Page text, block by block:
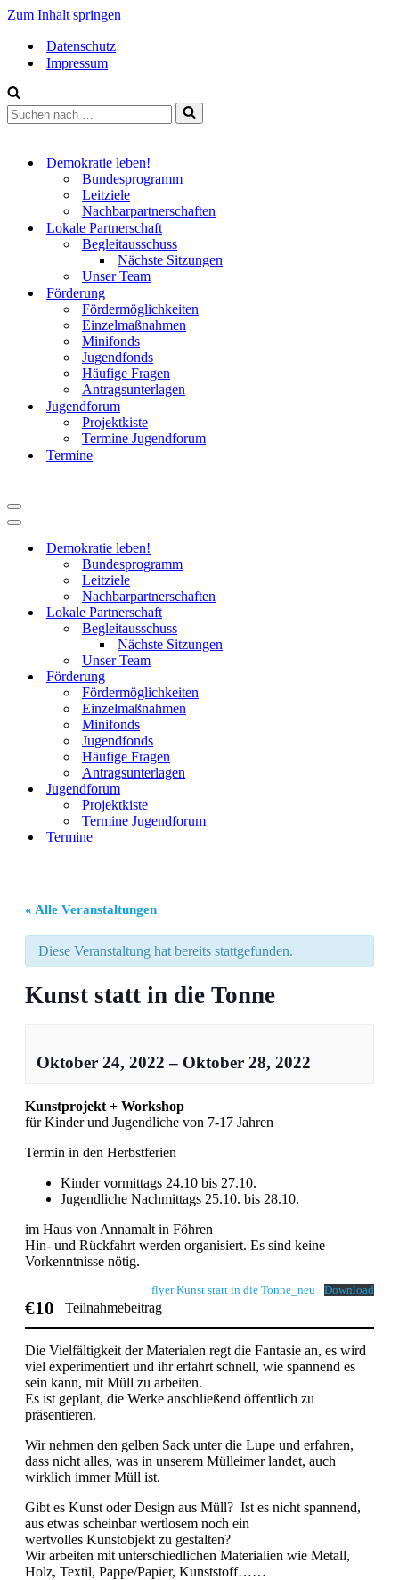
Zum Inhalt springen
Datenschutz
Impressum
Suchen
nach …
Demokratie leben!
Bundesprogramm
Leitziele
Nachbarpartnerschaften
Lokale Partnerschaft
Begleitausschuss
Nächste Sitzungen
Unser Team
Förderung
Fördermöglichkeiten
Einzelmaßnahmen
Minifonds
Jugendfonds
Häufige Fragen
Antragsunterlagen
Jugendforum
Projektkiste
Termine Jugendforum
Termine
Navigationsmenü
Navigationsmenü
Demokratie leben!
Bundesprogramm
Leitziele
Nachbarpartnerschaften
Lokale Partnerschaft
Begleitausschuss
Nächste Sitzungen
Unser Team
Förderung
Fördermöglichkeiten
Einzelmaßnahmen
Minifonds
Jugendfonds
Häufige Fragen
Antragsunterlagen
Jugendforum
Projektkiste
Termine Jugendforum
Termine
« Alle Veranstaltungen
Diese Veranstaltung hat bereits stattgefunden.
Kunst statt in die Tonne
Oktober 24, 2022– Oktober 28, 2022
Kunstprojekt + Workshop
für Kinder und Jugendliche von 7-17 Jahren
Termin in den Herbstferien
Kinder vormittags 24.10 bis 27.10.
Jugendliche Nachmittags 25.10. bis 28.10.
im Haus von Annamalt in Föhren
Hin- und Rückfahrt werden organisiert. Es sind keine
Vorkenntnisse nötig.
flyer Kunst statt in die Tonne_neu Download
€10 Teilnahmebeitrag
Die Vielfältigkeit der Materialen regt die Fantasie an, es wird
viel experimentiert und ihr erfahrt schnell, wie spannend es
sein kann, mit Müll zu arbeiten.
Es ist geplant, die Werke anschließend öffentlich zu
präsentieren.
Wir nehmen den gelben Sack unter die Lupe und erfahren,
dass nicht alles, was in unserem Mülleimer landet, auch
wirklich immer Müll ist.
Gibt es Kunst oder Design aus Müll? Ist es nicht spannend,
aus etwas scheinbar wertlosem noch ein
wertvolles Kunstobjekt zu gestalten?
Wir arbeiten mit unterschiedlichen Materialien wie Metall,
Holz, Textil, Pappe/Papier, Kunststoff……